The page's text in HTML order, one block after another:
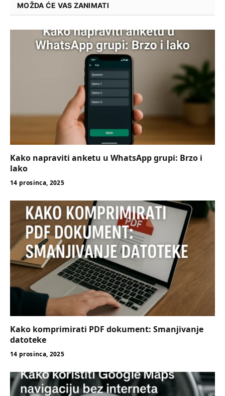
MOŽDA ĆE VAS ZANIMATI
Kako napraviti anketu u WhatsApp grupi: Brzo i
lako
14 prosinca, 2025
Kako komprimirati PDF dokument: Smanjivanje
datoteke
14 prosinca, 2025